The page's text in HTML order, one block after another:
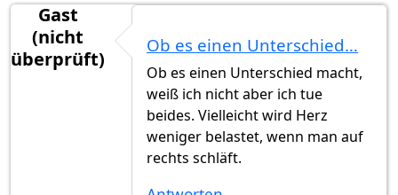
Gast
(nicht
überprüft)
Ob es einen Unterschied…
Ob es einen Unterschied macht,
weiß ich nicht aber ich tue
beides. Vielleicht wird Herz
weniger belastet, wenn man auf
rechts schläft.